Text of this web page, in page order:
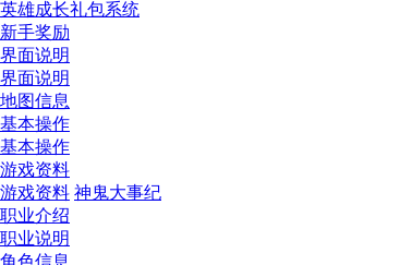
英雄成长礼包系统
新手奖励
界面说明
界面说明
地图信息
基本操作
基本操作
游戏资料
游戏资料 神鬼大事纪
职业介绍
职业说明
角色信息